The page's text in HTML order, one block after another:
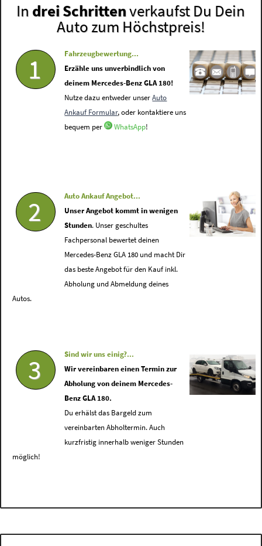
In drei Schrittenverkaufst Du Dein
Auto zum Höchstpreis!
1
Fahrzeugbewertung...
Erzähle uns unverbindlich von
deinem Mercedes-Benz GLA 180!
Nutze dazu entweder unserAuto
Ankauf Formular, oder kontaktiere uns
bequem per
WhatsApp!
2
Auto Ankauf Angebot...
Unser Angebot kommt in wenigen
Stunden. Unser geschultes
Fachpersonal bewertet deinen
Mercedes-Benz GLA 180 und macht Dir
das beste Angebot für den Kauf inkl.
Abholung und Abmeldung deines
Autos.
3
Sind wir uns einig?...
Wir vereinbaren einen Termin zur
Abholung von deinem Mercedes-
Benz GLA 180.
Du erhälst das Bargeld zum
vereinbarten Abholtermin. Auch
kurzfristig innerhalb weniger Stunden
möglich!